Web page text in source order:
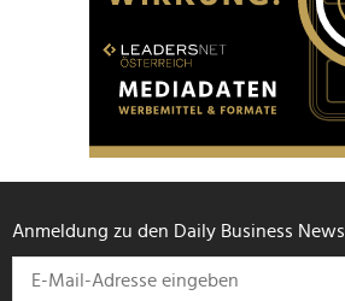
Anmeldung zu den Daily Business News